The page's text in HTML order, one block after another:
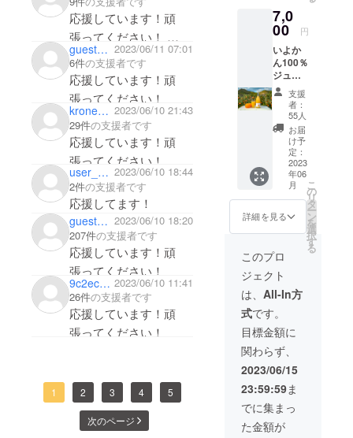
が農家です。大切な試
み、心から応援してい
ます！頑張ってくださ
い！
応援しています！頑
張ってください！
新鮮な伊予柑ジュース
の味にも期待していま
す。
guest77b1889071f4 2023/06/11 07:01
6件の支援者です
応援しています！頑
張ってください！
kronecher 2023/06/10 21:43
29件の支援者です
応援しています！頑
張ってください！
user_839aa05df324 2023/06/10 18:44
2件の支援者です
応援してます！
guest3b9d8d0276c4 2023/06/10 18:20
207件の支援者です
応援しています！頑
張ってください！
9c2ecaa33d84 2023/06/10 11:41
26件の支援者です
応援しています！頑
張ってください！
1 2 3 4 5
次のページ
続可能な日
本の農業創
ることを目
的に、株式
MOTTAINAI
COCOLOFA
RMを2022年
12月設立。
高齢化によ
る農業の担
い手の減
少、耕作放
棄地の増
加、農作物
の廃棄ロス
といった日
本の農業の
課題を解決
するため、
様々な企業
と連携した
きりと
した味
わいと
酸味、
さらに
は爽や
かな香
りが特
長で
す。 素
材の良
さをで
きる限
り生か
し、ま
るでそ
の場で
ジュー
スのよ
うな、
素材本
来の味
わいを
楽しむ
ことが
できま
す。ほ
どよい
甘さで
飲みや
すく果
汁100％
7,0
00 円
いよか
ん100％
ジュー
ス IMI
720ml 6
本入り
農業ロ
スを削
「もっ
たいな
いから
生まれ
た」 伊
予柑な
らでは
のすっ
きりと
した味
わいと
酸味、
さらに
は爽や
かな香
りが特
長で
す。 素
材の良
さをで
きる限
り生か
支援
者：
55人
お届
け予
定：
2023
年06
月
詳細を見る
こ
の
リ
タ
ー
ン
を
選
択
す
る
このプロ
ジェクト
は、 All-In方
式です。
目標金額に
関わらず、
2023/06/15
23:59:59ま
でに集まっ
た金額が